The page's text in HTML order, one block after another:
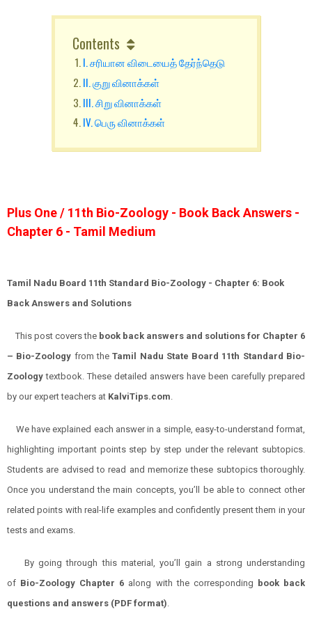
Contents
I. சரியான விடையைத் தேர்ந்தெடு
II. குறு வினாக்கள்
III. சிறு வினாக்கள்
IV. பெரு வினாக்கள்
Plus One / 11th Bio-Zoology - Book Back Answers -
Chapter 6 - Tamil Medium
Tamil Nadu Board 11th Standard Bio-Zoology - Chapter 6: Book
Back Answers and Solutions
This post covers the book back answers and solutions for Chapter 6
– Bio-Zoology from theTamil Nadu State Board 11th Standard Bio-
Zoology textbook. These detailed answers have been carefully prepared
by our expert teachers at KalviTips.com.
We have explained each answer in a simple, easy-to-understand format,
highlighting important points step by step under the relevant subtopics.
Students are advised to read and memorize these subtopics thoroughly.
Once you understand the main concepts, you’ll be able to connect other
related points with real-life examples and confidently present them in your
tests and exams.
By going through this material, you’ll gain a strong understanding
of Bio-Zoology Chapter 6 along with the corresponding book back
questions and answers (PDF format).